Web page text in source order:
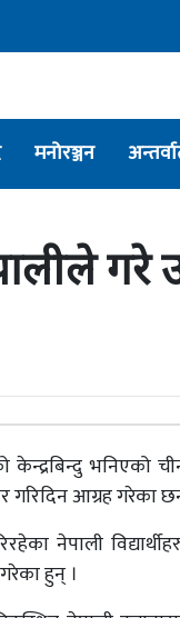
मनोरञ्जन
गरे
भनिएको
गरिदिन आग्रह गरेका
नेपाली
हुन् ।